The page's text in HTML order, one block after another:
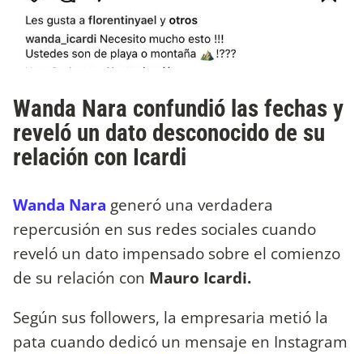
Wanda Nara confundió las fechas y
reveló un dato desconocido de su
relación con Icardi
Wanda Nara generó una verdadera
repercusión en sus redes sociales cuando
reveló un dato impensado sobre el comienzo
de su relación con Mauro Icardi.
Según sus followers, la empresaria metió la
pata cuando dedicó un mensaje en Instagram